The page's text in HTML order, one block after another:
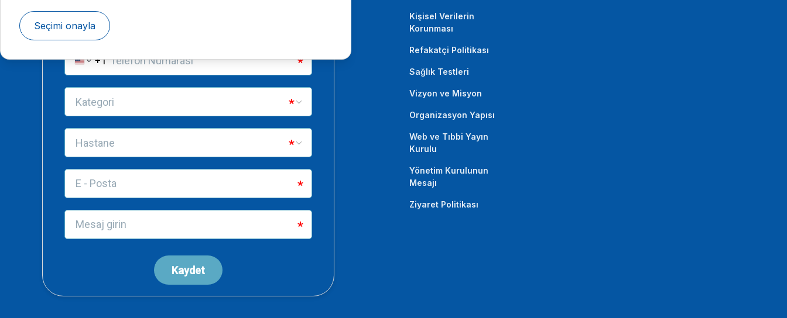
Seçimi onayla
Kişisel Verilerin
Korunması
Refakatçi Politikası
Sağlık Testleri
Vizyon ve Misyon
Organizasyon Yapısı
Web ve Tıbbi Yayın
Kurulu
Yönetim Kurulunun
Mesajı
Ziyaret Politikası